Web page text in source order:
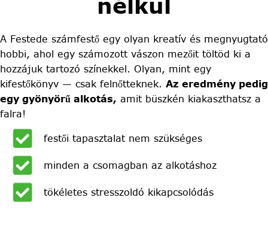
A Festede számfestő egy olyan kreatív és megnyugtató
hobbi, ahol egy számozott vászon mezőit töltöd ki a
hozzájuk tartozó színekkel. Olyan, mint egy
kifestőkönyv — csak felnőtteknek. Az eredmény pedig
egy gyönyörű alkotás, amit büszkén kiakaszthatsz a
falra!
festői tapasztalat nem szükséges
minden a csomagban az alkotáshoz
tökéletes stresszoldó kikapcsolódás